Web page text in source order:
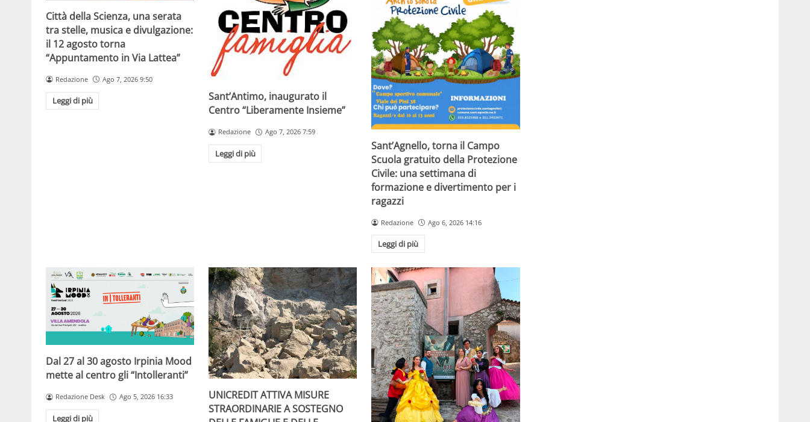
Città della Scienza, una serata
tra stelle, musica e divulgazione:
il 12 agosto torna
“Appuntamento in Via Lattea”
Redazione Ago 7, 2026 9:50
Leggi di più
Sant’Antimo, inaugurato il
Centro “Liberamente Insieme”
Redazione Ago 7, 2026 7:59
Leggi di più
Sant’Agnello, torna il Campo
Scuola gratuito della Protezione
Civile: una settimana di
formazione e divertimento per i
ragazzi
Redazione Ago 6, 2026 14:16
Leggi di più
Dal 27 al 30 agosto Irpinia Mood
mette al centro gli “Intolleranti”
Redazione Desk Ago 5, 2026 16:33
Leggi di più
UNICREDIT ATTIVA MISURE
STRAORDINARIE A SOSTEGNO